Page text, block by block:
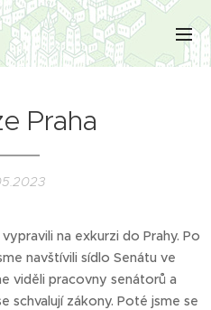
Praha
na exkurzi do Prahy. Po
navštívili sídlo Senátu ve
viděli pracovny senátorů a
schvalují zákony. Poté jsme se